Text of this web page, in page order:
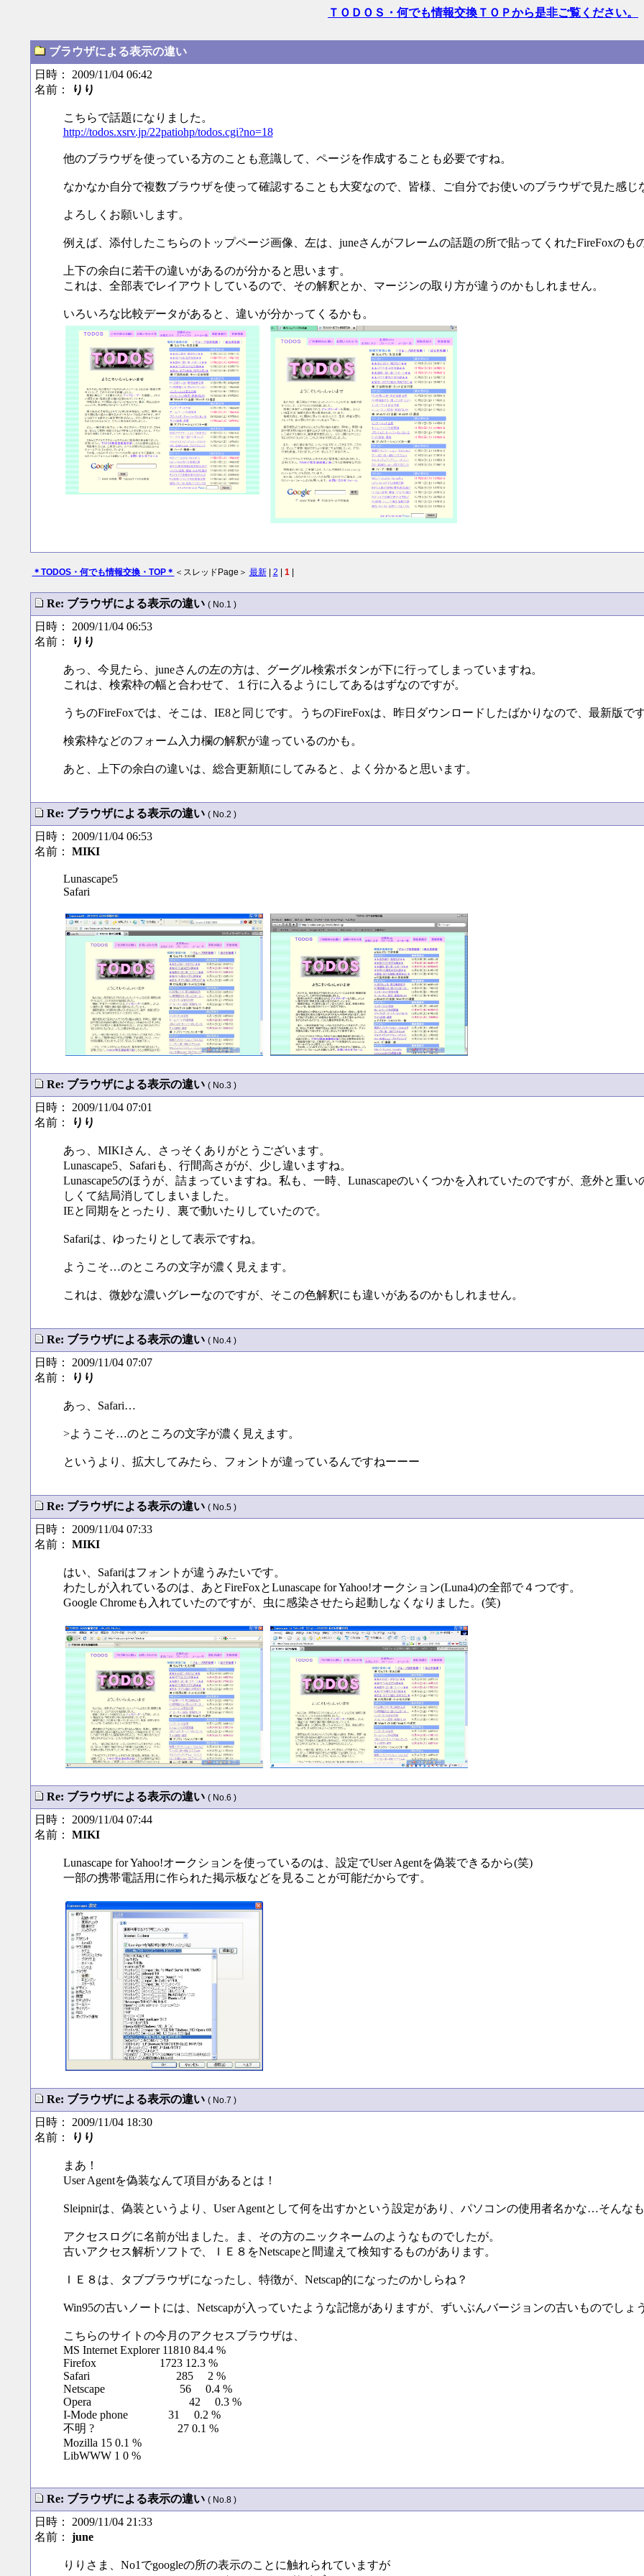
ＴＯＤＯＳ・何でも情報交換ＴＯＰから是非ご覧ください。
ブラウザによる表示の違い
日時： 2009/11/04 06:42
名前：
りり
こちらで話題になりました。
http://todos.xsrv.jp/22patiohp/todos.cgi?no=18
他のブラウザを使っている方のことも意識して、ページを作成することも必要ですね。
なかなか自分で複数ブラウザを使って確認することも大変なので、皆様、ご自分でお使いのブラウザで見た感
よろしくお願いします。
例えば、添付したこちらのトップページ画像、左は、juneさんがフレームの話題の所で貼ってくれたFireFoxのも
上下の余白に若干の違いがあるのが分かると思います。
これは、全部表でレイアウトしているので、その解釈とか、マージンの取り方が違うのかもしれません。
いろいろな比較データがあると、違いが分かってくるかも。
＊TODOS・何でも情報交換・TOP＊ ＜スレッドPage＞ 最新| 2 1|
Re: ブラウザによる表示の違い ( No.1 )
日時： 2009/11/04 06:53
名前：
りり
あっ、今見たら、juneさんの左の方は、グーグル検索ボタンが下に行ってしまっていますね。
これは、検索枠の幅と合わせて、１行に入るようにしてあるはずなのですが。
うちのFireFoxでは、そこは、IE8と同じです。うちのFireFoxは、昨日ダウンロードしたばかりなので、最新版で
検索枠などのフォーム入力欄の解釈が違っているのかも。
あと、上下の余白の違いは、総合更新順にしてみると、よく分かると思います。
Re: ブラウザによる表示の違い ( No.2 )
日時： 2009/11/04 06:53
名前： MIKI
Lunascape5
Safari
Re: ブラウザによる表示の違い ( No.3 )
日時： 2009/11/04 07:01
名前：
りり
あっ、MIKIさん、さっそくありがとうございます。
Lunascape5、Safariも、行間高さがが、少し違いますね。
Lunascape5のほうが、詰まっていますね。私も、一時、Lunascapeのいくつかを入れていたのですが、意外と重
しくて結局消してしまいました。
IEと同期をとったり、裏で動いたりしていたので。
Safariは、ゆったりとして表示ですね。
ようこそ…のところの文字が濃く見えます。
これは、微妙な濃いグレーなのですが、そこの色解釈にも違いがあるのかもしれません。
Re: ブラウザによる表示の違い ( No.4 )
日時： 2009/11/04 07:07
名前：
りり
あっ、Safari…
>ようこそ…のところの文字が濃く見えます。
というより、拡大してみたら、フォントが違っているんですねーーー
Re: ブラウザによる表示の違い ( No.5 )
日時： 2009/11/04 07:33
名前： MIKI
はい、Safariはフォントが違うみたいです。
わたしが入れているのは、あとFireFoxとLunascape for Yahoo!オークション(Luna4)の全部で４つです。
Google Chromeも入れていたのですが、虫に感染させたら起動しなくなりました。(笑)
Re: ブラウザによる表示の違い ( No.6 )
日時： 2009/11/04 07:44
名前： MIKI
Lunascape for Yahoo!オークションを使っているのは、設定でUser Agentを偽装できるから(笑)
一部の携帯電話用に作られた掲示板などを見ることが可能だからです。
Re: ブラウザによる表示の違い ( No.7 )
日時： 2009/11/04 18:30
名前：
りり
まあ！
User Agentを偽装なんて項目があるとは！
Sleipnirは、偽装というより、User Agentとして何を出すかという設定があり、パソコンの使用者名かな…そん
アクセスログに名前が出ました。ま、その方のニックネームのようなものでしたが。
古いアクセス解析ソフトで、ＩＥ８をNetscapeと間違えて検知するものがあります。
ＩＥ８は、タブブラウザになったし、特徴が、Netscap的になったのかしらね？
Win95の古いノートには、Netscapが入っていたような記憶がありますが、ずいぶんバージョンの古いものでしょ
こちらのサイトの今月のアクセスブラウザは、
MS Internet Explorer 11810 84.4 %
Firefox 1723 12.3 %
Safari 285 2 %
Netscape 56 0.4 %
Opera 42 0.3 %
I-Mode phone 31 0.2 %
不明 ? 27 0.1 %
Mozilla 15 0.1 %
LibWWW 1 0 %
Re: ブラウザによる表示の違い ( No.8 )
日時： 2009/11/04 21:33
名前： june
りりさま、No1でgoogleの所の表示のことに触れられていますが